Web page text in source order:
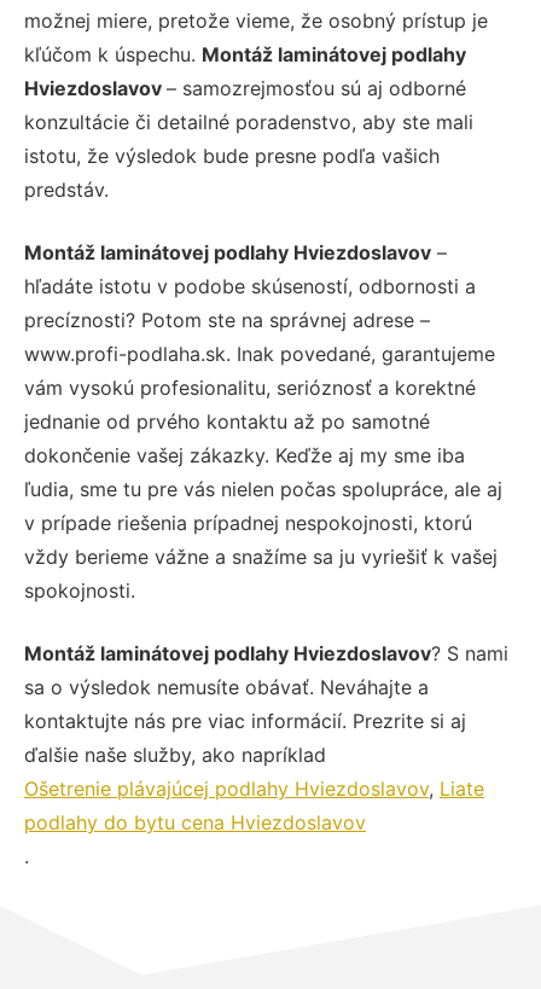
možnej miere, pretože vieme, že osobný prístup je
kľúčom k úspechu. Montáž laminátovej podlahy
Hviezdoslavov – samozrejmosťou sú aj odborné
konzultácie či detailné poradenstvo, aby ste mali
istotu, že výsledok bude presne podľa vašich
predstáv.
Montáž laminátovej podlahy Hviezdoslavov –
hľadáte istotu v podobe skúseností, odbornosti a
precíznosti? Potom ste na správnej adrese –
www.profi-podlaha.sk. Inak povedané, garantujeme
vám vysokú profesionalitu, serióznosť a korektné
jednanie od prvého kontaktu až po samotné
dokončenie vašej zákazky. Keďže aj my sme iba
ľudia, sme tu pre vás nielen počas spolupráce, ale aj
v prípade riešenia prípadnej nespokojnosti, ktorú
vždy berieme vážne a snažíme sa ju vyriešiť k vašej
spokojnosti.
Montáž laminátovej podlahy Hviezdoslavov? S nami
sa o výsledok nemusíte obávať. Neváhajte a
kontaktujte nás pre viac informácií. Prezrite si aj
ďalšie naše služby, ako napríklad
Ošetrenie plávajúcej podlahy Hviezdoslavov, Liate
podlahy do bytu cena Hviezdoslavov
.